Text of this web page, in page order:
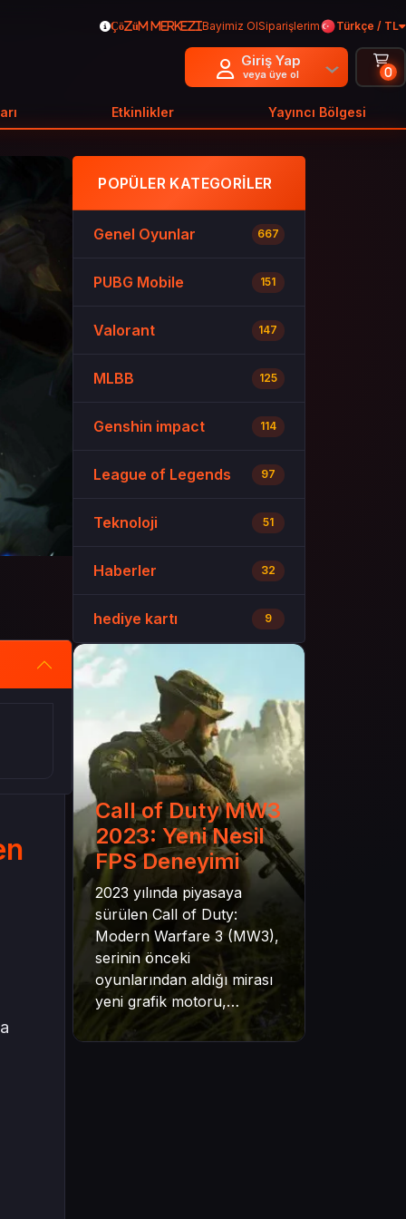
Çözüm MerkeziBayimiz OlSiparişlerim Türkçe / TL
Giriş Yap
veya üye ol 0
Etkinlikler Yayıncı Bölgesi
POPÜLER KATEGORILER
Genel Oyunlar 667
PUBG Mobile 151
Valorant 147
MLBB 125
Genshin impact 114
League of Legends 97
Teknoloji 51
Haberler 32
hediye kartı 9
Call of Duty MW3
2023: Yeni Nesil
FPS Deneyimi
2023 yılında piyasaya
sürülen Call of Duty:
Modern Warfare 3 (MW3),
serinin önceki
oyunlarından aldığı mirası
yeni grafik motoru,
mekanik gelişimler ve daha
derin senaryo yapısıyla